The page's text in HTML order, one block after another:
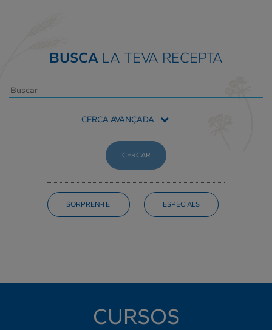
BUSCA LA TEVA RECEPTA
CERCA AVANÇADA
CERCAR
SORPREN-TE ESPECIALS
CURSOS